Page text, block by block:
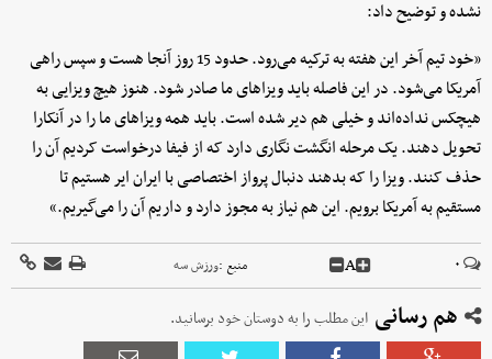
نشده و توضیح داد:
«خود تیم آخر این هفته به ترکیه می‌رود. حدود 15 روز آنجا هست و سپس راهی
آمریکا می‌شود. در این فاصله باید ویزاهای ما صادر شود. هنوز هیچ ویزایی به
هیچکس نداده‌اند و خیلی هم دیر شده است. باید همه ویزاهای ما را در آنکارا
تحویل دهند. یک مرحله انگشت نگاری دارد که از فیفا درخواست کردیم آن را
حذف کنند. ویزا را که بدهند دنبال پرواز اختصاصی با ایران ایر هستیم تا
مستقیم به آمریکا برویم. این هم نیاز به مجوز دارد و داریم آن را می‌گیریم.»
۰ A منبع :ورزش سه
هم رسانی این مطلب را به دوستان خود برسانید.